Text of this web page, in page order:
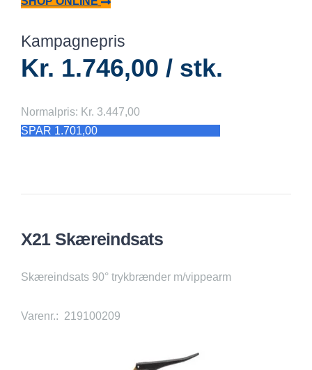
Kampagnepris
Kr. 1.746,00 / stk.
Normalpris: Kr. 3.447,00
SPAR 1.701,00
X21 Skæreindsats
Skæreindsats 90° trykbrænder m/vippearm
Varenr.: 219100209